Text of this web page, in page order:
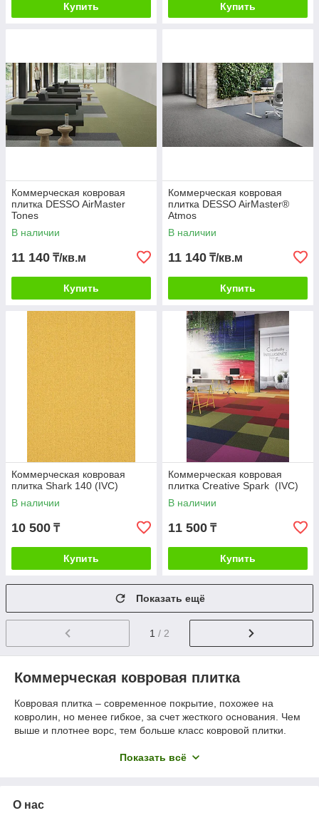
Купить Купить
Коммерческая ковровая
плитка DESSO AirMaster
Tones
В наличии
11 140 ₸/кв.м
Купить
Коммерческая ковровая
плитка DESSO AirMaster®
Atmos
В наличии
11 140 ₸/кв.м
Купить
Коммерческая ковровая
плитка Shark 140 (IVC)
В наличии
10 500 ₸
Купить
Коммерческая ковровая
плитка Creative Spark (IVC)
В наличии
11 500 ₸
Купить
Показать ещё
1 / 2
Коммерческая ковровая плитка
Ковровая плитка – современное покрытие, похожее на
ковролин, но менее гибкое, за счет жесткого основания. Чем
выше и плотнее ворс, тем больше класс ковровой плитки.
а задерживает её на поверхности. Покрытие из ковровой
большой проходимостью, не снимая и не выбрасывая всё
покрытие.
Показать всё
О нас